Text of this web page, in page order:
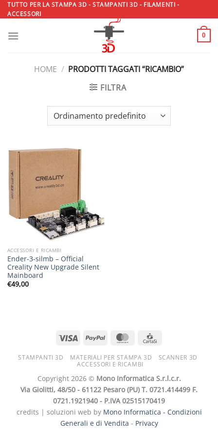
Salta
ai
TUTTO PER LA STAMPA 3D - STAMPANTI 3D - FILAMENTI -
ACCESSORI
0
HOME / PRODOTTI TAGGATI “RICAMBIO”
FILTRA
ACCESSORI E RICAMBI
Ender-3-silmb – Official
Creality New Upgrade Silent
Mainboard
€49,00
STAMPANTI 3D MATERIALI PER STAMPA 3D
SCANNER 3D
ACCESSORI E RICAMBI
Copyright 2026 © Mono Informatica S.r.l.c.r.
Via Giolitti, 48/50 - 61122 Pesaro (PU) T. 0721.414499 F.
0721.1921940 - P.IVA 02515170419
credits | soluzioni web by Mono Informatica - Condizioni
Generali e di Vendita - Privacy